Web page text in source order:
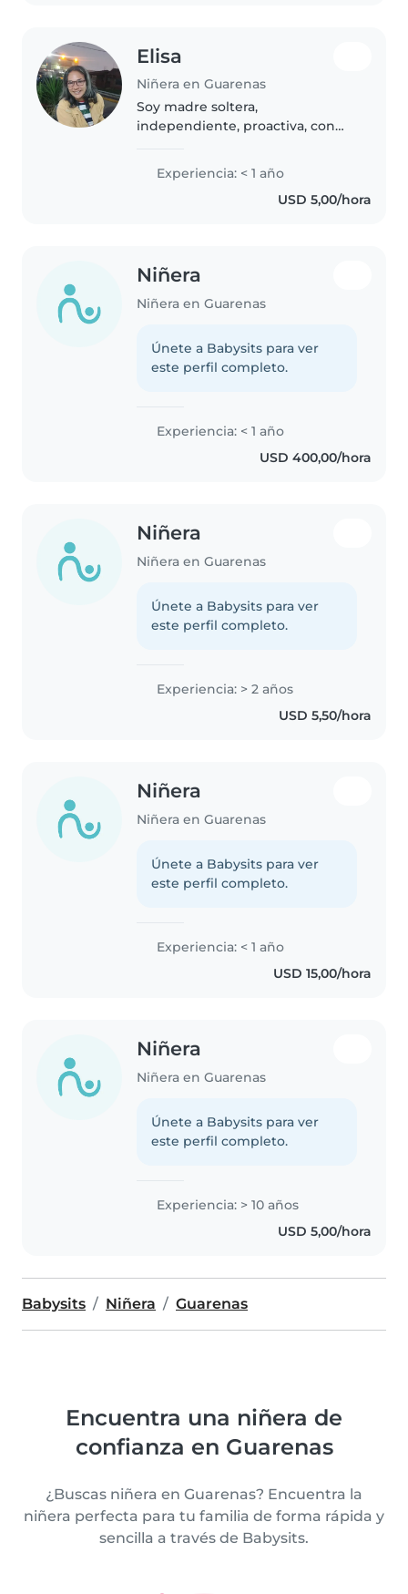
Elisa
Niñera en Guarenas
Soy madre soltera,
independiente, proactiva, con
educación de infantes, me
gustan las tareas del hogar. Mis 2
hijas mayores en proceso de
Experiencia: < 1 año
USD 5,00/hora
Niñera
Niñera en Guarenas
Únete a Babysits para ver
este perfil completo.
Experiencia: < 1 año
USD 400,00/hora
Niñera
Niñera en Guarenas
Únete a Babysits para ver
este perfil completo.
Experiencia: > 2 años
USD 5,50/hora
Niñera
Niñera en Guarenas
Únete a Babysits para ver
este perfil completo.
Experiencia: < 1 año
USD 15,00/hora
Niñera
Niñera en Guarenas
Únete a Babysits para ver
este perfil completo.
Experiencia: > 10 años
USD 5,00/hora
Babysits Niñera Guarenas
Encuentra una niñera de
confianza en Guarenas
¿Buscas niñera en Guarenas? Encuentra la
niñera perfecta para tu familia de forma rápida y
sencilla a través de Babysits.